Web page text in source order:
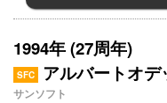
1994年 (27周年)
SFC アルバートオ
サンソフト